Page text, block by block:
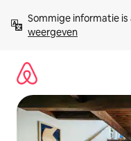
direct
naar
Sommige informatie
weergeven